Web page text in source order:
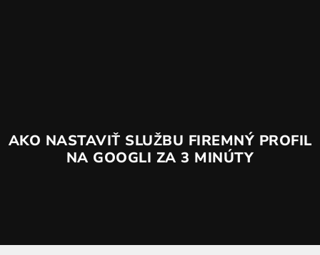
AKO NASTAVIŤ SLUŽBU FIREMNÝ PROFIL
NA GOOGLI ZA 3 MINÚTY